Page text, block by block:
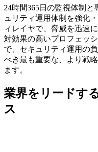
24時間365日の監視体制
ュリティ運用体制を強化
ィレイヤで、脅威を迅速
対効果の高いプロフェッ
で、セキュリティ運用の
べき最も重要な、より戦
ます。
業界をリードす
ス